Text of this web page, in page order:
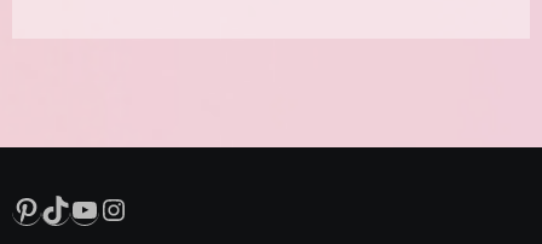
Pinterest
TikTok
YouTube
Instagram